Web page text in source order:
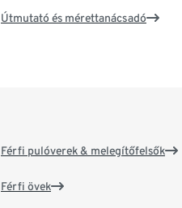
Útmutató és mérettanácsadó
Férfi pulóverek & melegítőfelsők
Férfi övek